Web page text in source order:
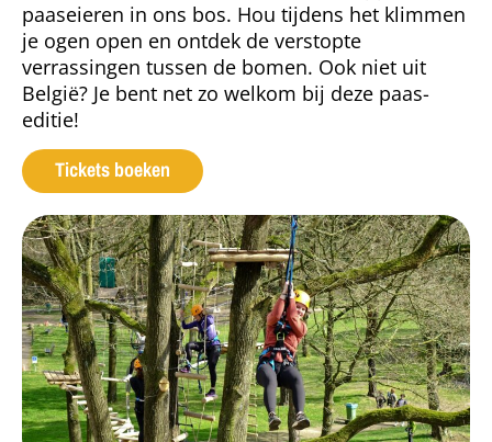
paaseieren in ons bos. Hou tijdens het klimmen
je ogen open en ontdek de verstopte
verrassingen tussen de bomen. Ook niet uit
België? Je bent net zo welkom bij deze paas-
editie!
Tickets boeken